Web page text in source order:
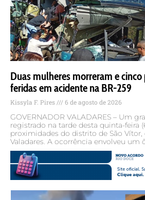
Duas mulheres morreram e cinco
feridas em acidente na BR-259
Kissyla F. Pires 6 de agosto de 2026
GOVERNADOR VALADARES – Um
registrado na tarde desta quinta-feira
proximidades do distrito de São
Valadares. A ocorrência envolveu um